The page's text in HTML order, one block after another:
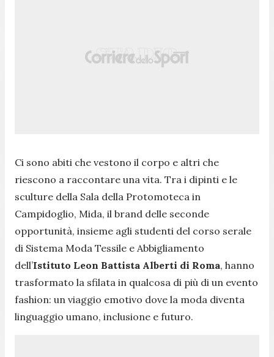
Ci sono abiti che vestono il corpo e altri che
riescono a raccontare una vita. Tra i dipinti e le
sculture della Sala della Protomoteca in
Campidoglio, Mida, il brand delle seconde
opportunità, insieme agli studenti del corso serale
di Sistema Moda Tessile e Abbigliamento
dell’Istituto Leon Battista Alberti di Roma, hanno
trasformato la sfilata in qualcosa di più di un evento
fashion: un viaggio emotivo dove la moda diventa
linguaggio umano, inclusione e futuro.